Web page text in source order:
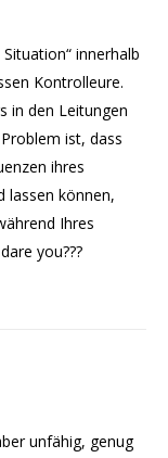
innerhalb
Kontrolleure.
in den Leitungen
ist, dass
ihres
lassen können,
Ihres
you???
unfähig, genug